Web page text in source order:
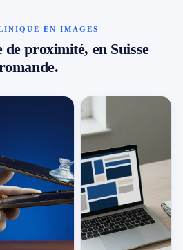
EN IMAGES
proximité, en Suisse